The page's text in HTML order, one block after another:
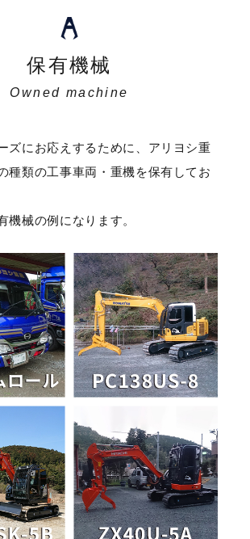
保有機械
Owned machine
ズにお応えするために、アリヨシ重
種類の工事車両・重機を保有してお
機械の例になります。